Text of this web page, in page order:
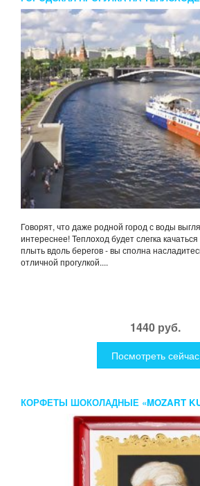
Говорят, что даже родной город с воды
интереснее! Теплоход будет слегка
плыть вдоль берегов - вы сполна
отличной прогулкой....
1440 руб.
Посмотреть сейчас
КОРФЕТЫ ШОКОЛАДНЫЕ «MOZART